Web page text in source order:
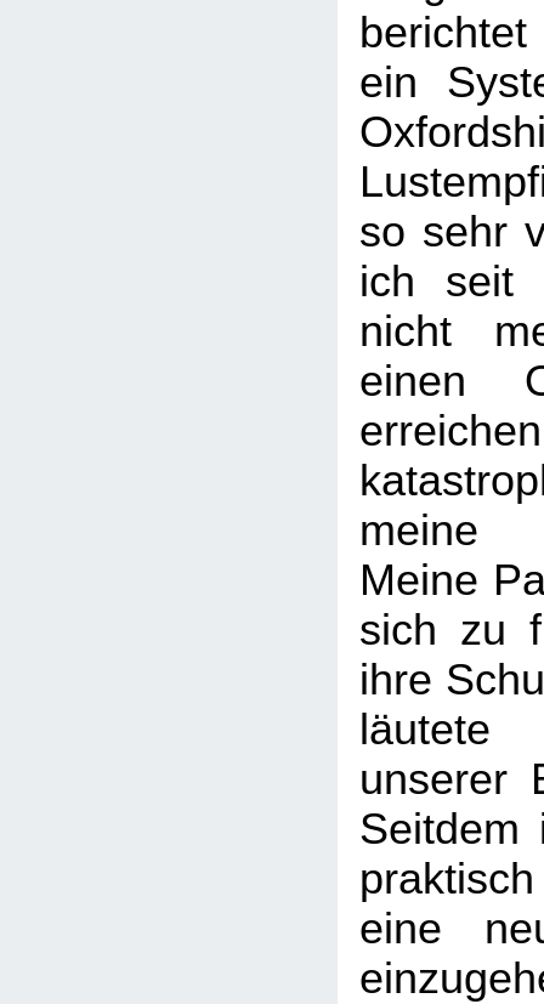
ein
so sehr
ich seit
nicht
einen
meine
Meine
sich zu
ihre
unserer
Seitdem
eine